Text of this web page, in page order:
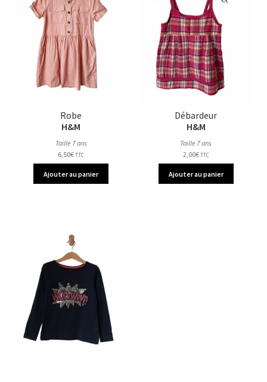
Robe
H&M
Taille 7 ans
6,50€ TTC
Ajouter au panier
Débardeur
H&M
Taille 7 ans
2,00€ TTC
Ajouter au panier